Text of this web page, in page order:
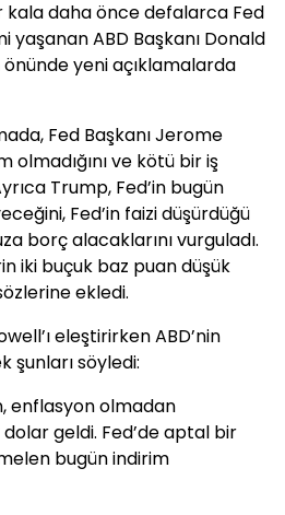
kala daha önce defalarca Fed
yaşanan ABD Başkanı Donald
önünde yeni açıklamalarda
Fed Başkanı Jerome
olmadığını ve kötü bir iş
Trump, Fed’in bugün
Fed’in faizi düşürdüğü
borç alacaklarını vurguladı.
iki buçuk baz puan düşük
ekledi.
eleştirirken ABD’nin
şunları söyledi:
enflasyon olmadan
geldi. Fed’de aptal bir
bugün indirim